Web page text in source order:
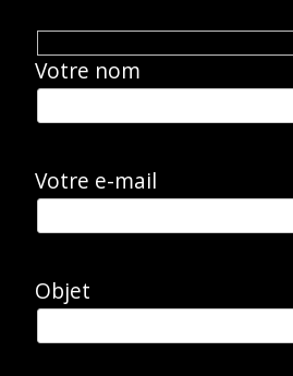
Votre nom
Votre e-mail
Objet